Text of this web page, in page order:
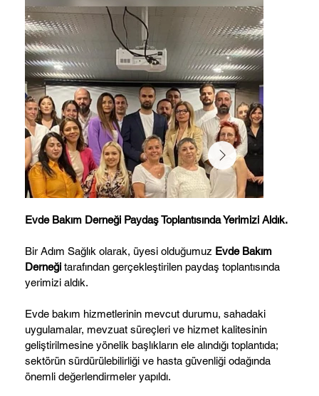
Evde Bakım Derneği Paydaş Toplantısında Yerimizi Aldık.
Bir Adım Sağlık olarak, üyesi olduğumuz Evde Bakım
Derneği tarafından gerçekleştirilen paydaş toplantısında
yerimizi aldık.
Evde bakım hizmetlerinin mevcut durumu, sahadaki
uygulamalar, mevzuat süreçleri ve hizmet kalitesinin
geliştirilmesine yönelik başlıkların ele alındığı toplantıda;
sektörün sürdürülebilirliği ve hasta güvenliği odağında
önemli değerlendirmeler yapıldı.